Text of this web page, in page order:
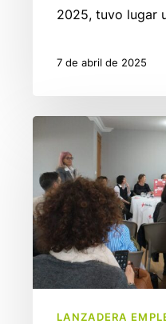
2025, tuvo lugar
7 de abril de 2025
Colaboración
el
envejecimiento
LANZADERA